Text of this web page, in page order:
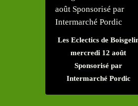
Les Eclectics de
mercredi 12 août
Sponsorisé par
Intermarché Pordic